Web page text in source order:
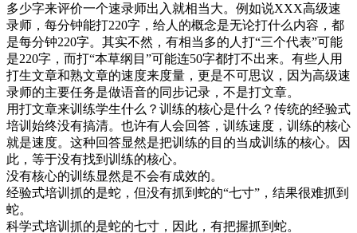
多少字来评价一个速录师出入就相当大。例如说XXX高级速
录师，每分钟能打220字，给人的概念是无论打什么内容，都
是每分钟220字。其实不然，有相当多的人打“三个代表”可能
是220字，而打“本草纲目”可能连50字都打不出来。有些人用
打生文章和熟文章的速度来度量，更是不可思议，因为高级速
录师的主要任务是做语音的同步记录，不是打文章。
用打文章来训练学生什么？训练的核心是什么？传统的经验式
培训始终没有搞清。也许有人会回答，训练速度，训练的核心
就是速度。这种回答显然是把训练的目的当成训练的核心。因
此，等于没有找到训练的核心。
没有核心的训练显然是不会有成效的。
经验式培训抓的是蛇，但没有抓到蛇的“七寸”，结果很难抓到
蛇。
科学式培训抓的是蛇的七寸，因此，有把握抓到蛇。